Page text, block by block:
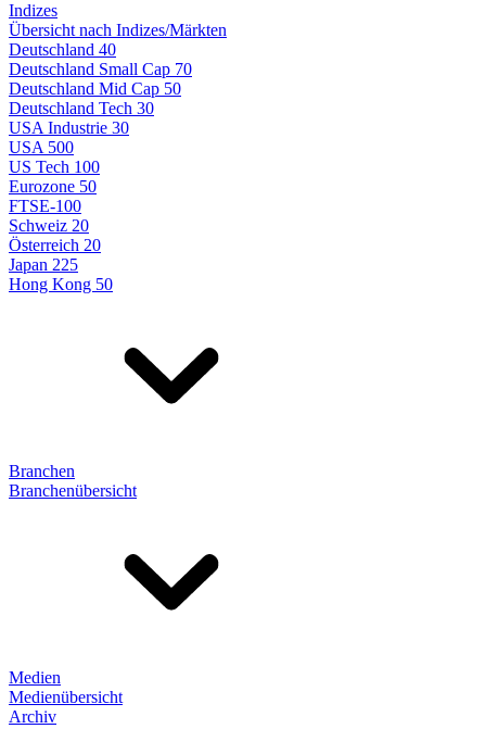
Indizes
Übersicht nach Indizes/Märkten
Deutschland 40
Deutschland Small Cap 70
Deutschland Mid Cap 50
Deutschland Tech 30
USA Industrie 30
USA 500
US Tech 100
Eurozone 50
FTSE-100
Schweiz 20
Österreich 20
Japan 225
Hong Kong 50
Branchen
Branchenübersicht
Medien
Medienübersicht
Archiv